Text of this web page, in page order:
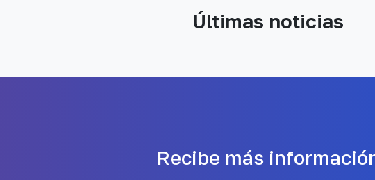
Últimas noticias
Recibe más